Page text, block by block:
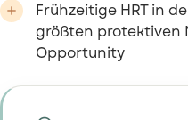

Frühzeitige HRT in
größten protektiven
Opportunity